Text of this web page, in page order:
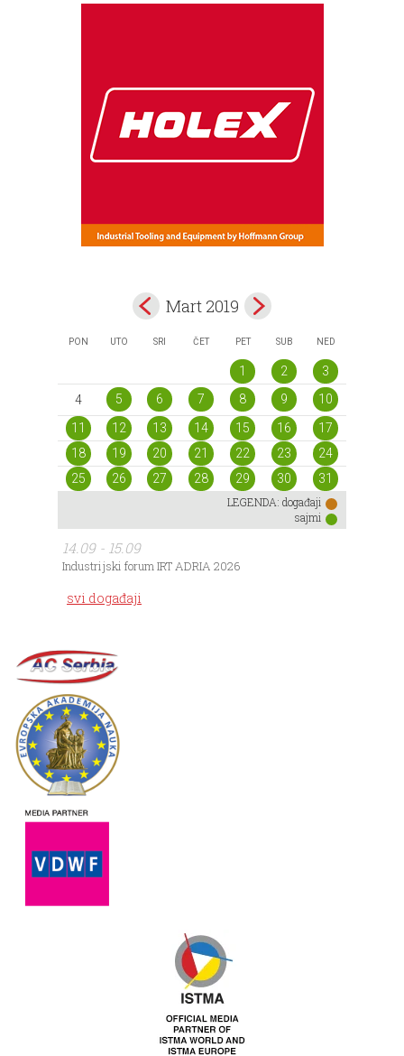
Mart 2019
PON UTO SRI ČET PET SUB NED
1 2
3
4
5 6 7 8 9
10
11
12 13 14 15 16
17
18
19 20 21 22 23
24
25
26 27 28 29 30
31
LEGENDA: događaji
sajmi
14.09 - 15.09
Industrijski forum IRT ADRIA 2026
svi događaji